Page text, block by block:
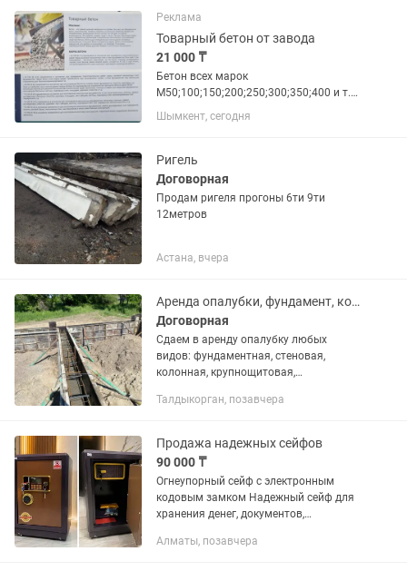
Реклама
Товарный бетон от завода
21 000 ₸
Бетон всех марок
М50;100;150;200;250;300;350;400 и т.д,
в точной концентрации смесей,
изготовленных по новейшим
зависит от дальности объекта и
объема, в большом...
Шымкент, сегодня
Ригель
Договорная
Продам ригеля прогоны 6ти 9ти
12метров
Астана, вчера
Аренда опалубки, фундамент, колонная, монолит, ригель, опалубка разная
Договорная
Сдаем в аренду опалубку любых
видов: фундаментная, стеновая,
колонная, крупнощитовая,
Большой ассортимент оборудования —
Талдыкорган, позавчера
Продажа надежных сейфов
90 000 ₸
Огнеупорный сейф с электронным
кодовым замком Надежный сейф для
хранения денег, документов,
вещей. Характеристики: 🔥
Алматы, позавчера